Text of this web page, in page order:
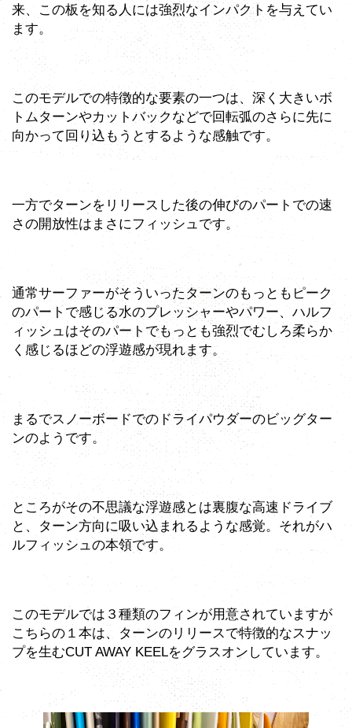
来、この板を知る人には強烈なインパクトを与えてい
ます。
このモデルでの特徴的な要素の一つは、深く大きいボ
トムターンやカットバックなどで回転弧のさらに先に
向かって回り込もうとするような感触です。
一方でターンをリリースした後の伸びのパートでの速
さの開放性はまさにフィッシュです。
通常サーファーがそういったターンのもっともピーク
のパートで感じる水のプレッシャーやパワー、ハルフ
ィッシュはそのパートでもっとも強烈でむしろ柔らか
く感じるほどの浮遊感が現れます。
まるでスノーボードでのドライパウダーのビッグター
ンのようです。
ところがその不思議な浮遊感とは裏腹な高速ドライブ
と、ターン方向に吸い込まれるような感覚。それがハ
ルフィッシュの本領です。
このモデルでは３種類のフィンが用意されていますが
こちらの１本は、ターンのリリースで特徴的なスナッ
プを生むCUT AWAY KEELをグラスオンしています。